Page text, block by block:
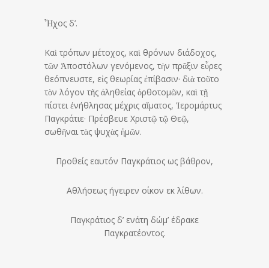
Ἦχος δ’.
Καὶ τρόπων μέτοχος, καὶ θρόνων διάδοχος,
τῶν Ἀποστόλων γενόμενος, τὴν πρᾶξιν εὗρες
θεόπνευστε, εἰς θεωρίας ἐπίβασιν· διὰ τοῦτο
τὸν λόγον τῆς ἀληθείας ὀρθοτομῶν, καὶ τῇ
πίστει ἐνήθλησας μέχρις αἵματος, Ἱερομάρτυς
Παγκράτιε· Πρέσβευε Χριστῷ τῷ Θεῷ,
σωθῆναι τὰς ψυχὰς ἡμῶν.
Προθείς εαυτόν Παγκράτιος ως βάθρον,
Aθλήσεως ήγειρεν οίκον εκ λίθων.
Παγκράτιος δ’ ενάτη δώμ’ έδρακε
Παγκρατέοντος.